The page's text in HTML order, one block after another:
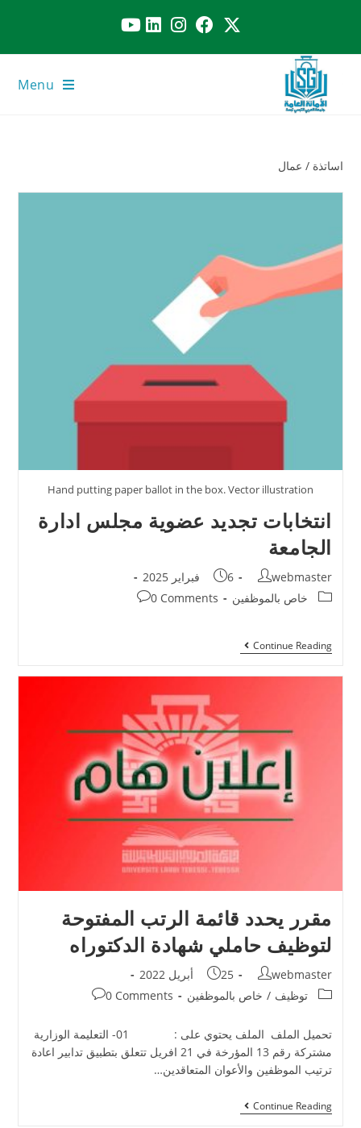
Menu
اساتذة / عمال
Hand putting paper ballot in the box. Vector illustration
انتخابات تجديد عضوية مجلس ادارة
الجامعة
webmaster
6 فبراير 2025
خاص بالموظفين
0 Comments
Continue Reading
مقرر يحدد قائمة الرتب المفتوحة
لتوظيف حاملي شهادة الدكتوراه
webmaster
25 أبريل 2022
توظيف / خاص بالموظفين 0 Comments
تحميل الملف الملف يحتوي على : 01- التعليمة الوزارية
مشتركة رقم 13 المؤرخة في 21 افريل تتعلق بتطبيق تدابير اعادة
ترتيب الموظفين والأعوان المتعاقدين…
Continue Reading